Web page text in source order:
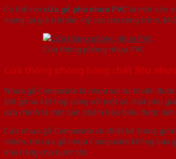
Có thể nói cửa gỗ phủ nhựa PVC là một sản
mang lại giá trị thẩm mỹ cao cho công trình,
Cửa thông phòng nhựa PVC
Cửa thông phòng bằng chất liệu
Nhựa gỗ Composite là nhựa sợi tự nhiên
bột gỗ và kết hợp cùng với một số chất phụ
cửa chính là một sản phẩm tiêu biểu được
Cửa nhựa gỗ Composite có thiết kế trong
nhiên, thì cửa gỗ nhựa Composite không bao
khả năng chịu nước tốt.